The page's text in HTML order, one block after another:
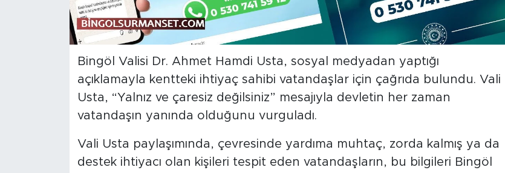
Bingöl Valisi Dr. Ahmet Hamdi Usta, sosyal medyadan yaptığı
açıklamayla kentteki ihtiyaç sahibi vatandaşlar için çağrıda bulundu. Vali
Usta, “Yalnız ve çaresiz değilsiniz” mesajıyla devletin her zaman
vatandaşın yanında olduğunu vurguladı.
Vali Usta paylaşımında, çevresinde yardıma muhtaç, zorda kalmış ya da
destek ihtiyacı olan kişileri tespit eden vatandaşların, bu bilgileri Bingöl
Hava Durumu
Bingöl Kaza Haberleri